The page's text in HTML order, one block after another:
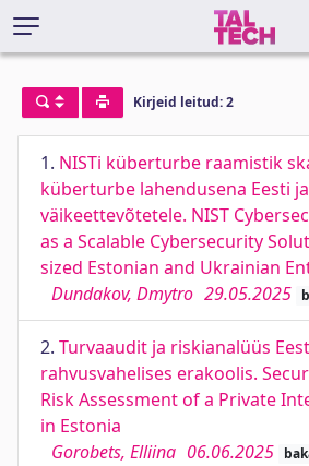
Kirjeid leitud: 2
1. NISTi küberturbe raamistik
küberturbe lahendusena Eesti
väikeettevõtetele. NIST
as a Scalable Cybersecurity
sized Estonian and Ukrainian
Dundakov, Dmytro 29.05.2025
2. Turvaaudit ja riskianalüüs
rahvusvahelises erakoolis.
Risk Assessment of a Private
in Estonia
Gorobets, Elliina 06.06.2025